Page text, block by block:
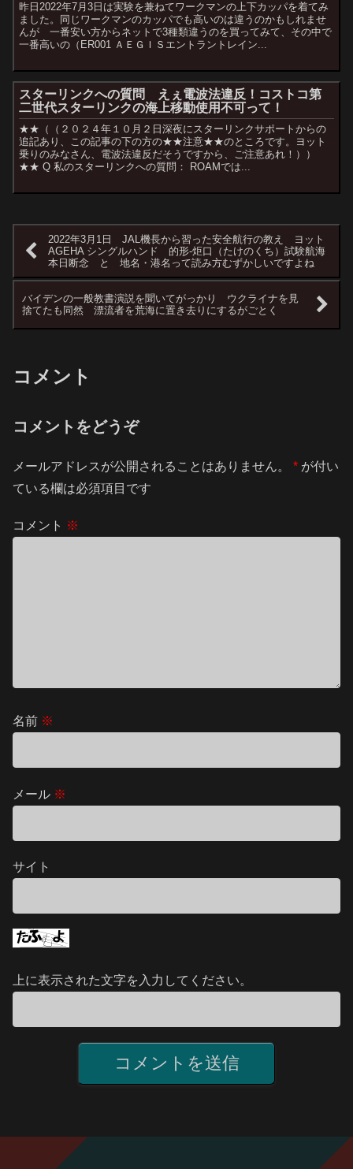
昨日2022年7月3日は実験を兼ねてワークマンの上下カッパを着てみ
ました。同じワークマンのカッパでも高いのは違うのかもしれませ
んが 一番安い方からネットで3種類違うのを買ってみて、その中で
一番高いの（ER001 ＡＥＧＩＳエントラントレイン...
スターリンクへの質問 えぇ電波法違反！コストコ第
二世代スターリンクの海上移動使用不可って！
★★（（２０２４年１０月２日深夜にスターリンクサポートからの
追記あり、この記事の下の方の★★注意★★のところです。ヨット
乗りのみなさん、電波法違反だそうですから、ご注意あれ！））
★★ Q 私のスターリンクへの質問： ROAMでは...
2022年3月1日 JAL機長から習った安全航行の教え ヨット
AGEHA シングルハンド 的形-炬口（たけのくち）試験航海
本日断念 と 地名・港名って読み方むずかしいですよね
バイデンの一般教書演説を聞いてがっかり ウクライナを見
捨てたも同然 漂流者を荒海に置き去りにするがごとく
コメント
コメントをどうぞ
メールアドレスが公開されることはありません。 * が付い
ている欄は必須項目です
コメント ※
名前 ※
メール ※
サイト
上に表示された文字を入力してください。